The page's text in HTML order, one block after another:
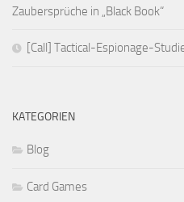
Zaubersprüche in „Black Book“
[Call] Tactical-Espionage-
KATEGORIEN
Blog
Card Games